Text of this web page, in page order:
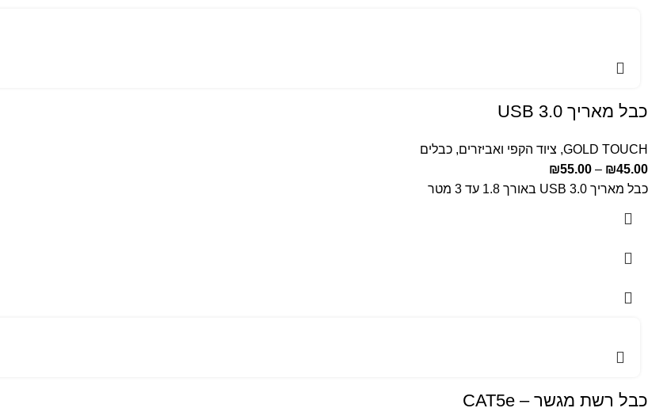
כבל מאריך USB 3.0
GOLD TOUCH
, ציוד הקפי ואביזרים, כבלים
₪45.00
–
₪55.00
כבל מאריך USB 3.0 באורך 1.8 עד 3 מטר
כבל רשת מגשר – CAT5e